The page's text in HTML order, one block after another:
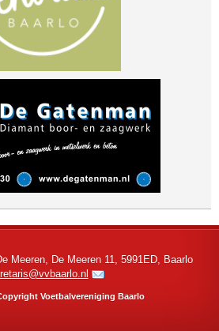
Meeren, De Meeren 11, 5991ED, Baarlo
Voetbalvereniging Baarlo